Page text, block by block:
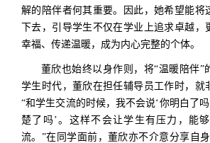
解的陪伴者何其重要。因此，她希望能将
下去，引导学生不仅在学业上追求卓越，
幸福、传递温暖，成为内心完整的个体。
董欣也始终以身作则，将“温暖陪伴”
学生时代，董欣在担任辅导员工作时，就
“和学生交流的时候，我不会说‘你明白了
楚了吗’。这样不会让学生有压力，能
流。”在同学面前，董欣亦不介意分享自